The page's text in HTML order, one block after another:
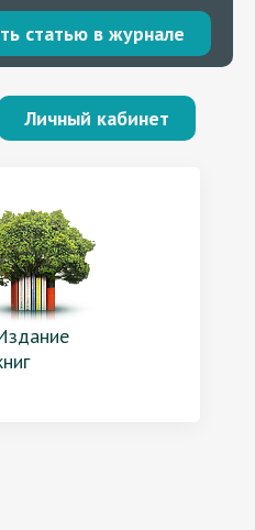
статью в журнале
Личный кабинет